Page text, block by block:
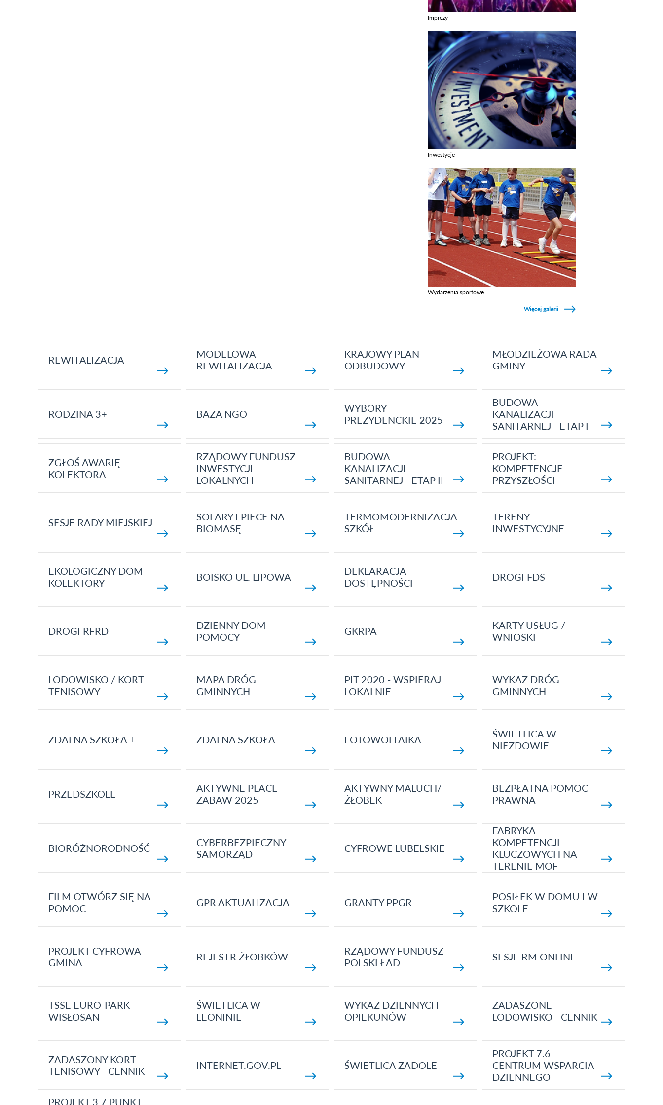
Imprezy
Inwestycje
Wydarzenia sportowe
Więcej galerii
REWITALIZACJA
MODELOWA
REWITALIZACJA
KRAJOWY PLAN
ODBUDOWY
MŁODZIEŻOWA RADA
GMINY
RODZINA 3+ BAZA NGO
WYBORY
PREZYDENCKIE 2025
BUDOWA
KANALIZACJI
SANITARNEJ - ETAP I
ZGŁOŚ AWARIĘ
KOLEKTORA
RZĄDOWY FUNDUSZ
INWESTYCJI
LOKALNYCH
BUDOWA
KANALIZACJI
SANITARNEJ - ETAP II
PROJEKT:
KOMPETENCJE
PRZYSZŁOŚCI
SESJE RADY MIEJSKIEJ
SOLARY I PIECE NA
BIOMASĘ
TERMOMODERNIZACJA
SZKÓŁ
TERENY
INWESTYCYJNE
EKOLOGICZNY DOM -
KOLEKTORY
BOISKO UL. LIPOWA
DEKLARACJA
DOSTĘPNOŚCI
DROGI FDS
DROGI RFRD
DZIENNY DOM
POMOCY
GKRPA
KARTY USŁUG /
WNIOSKI
LODOWISKO / KORT
TENISOWY
MAPA DRÓG
GMINNYCH
PIT 2020 - WSPIERAJ
LOKALNIE
WYKAZ DRÓG
GMINNYCH
ZDALNA SZKOŁA + ZDALNA SZKOŁA FOTOWOLTAIKA
ŚWIETLICA W
NIEZDOWIE
PRZEDSZKOLE
AKTYWNE PLACE
ZABAW 2025
AKTYWNY MALUCH/
ŻŁOBEK
BEZPŁATNA POMOC
PRAWNA
BIORÓŻNORODNOŚĆ
CYBERBEZPIECZNY
SAMORZĄD
CYFROWE LUBELSKIE
FABRYKA
KOMPETENCJI
KLUCZOWYCH NA
TERENIE MOF
FILM OTWÓRZ SIĘ NA
POMOC
GPR AKTUALIZACJA GRANTY PPGR
POSIŁEK W DOMU I W
SZKOLE
PROJEKT CYFROWA
GMINA
REJESTR ŻŁOBKÓW
RZĄDOWY FUNDUSZ
POLSKI ŁAD
SESJE RM ONLINE
TSSE EURO-PARK
WISŁOSAN
ŚWIETLICA W
LEONINIE
WYKAZ DZIENNYCH
OPIEKUNÓW
ZADASZONE
LODOWISKO - CENNIK
ZADASZONY KORT
TENISOWY - CENNIK
INTERNET.GOV.PL ŚWIETLICA ZADOLE
PROJEKT 7.6
CENTRUM WSPARCIA
DZIENNEGO
PROJEKT 3.7 PUNKT